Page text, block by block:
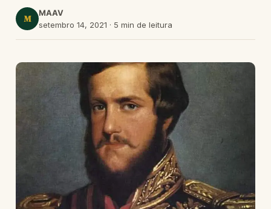
M
MAAV
setembro 14, 2021 · 5 min de leitura